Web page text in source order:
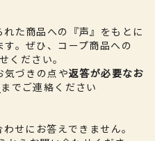
た商品への『声』をもとに
。 ぜひ、コープ商品への
ください。
気づきの点や返答が必要なお
までご連絡ください
せにお答えできません。